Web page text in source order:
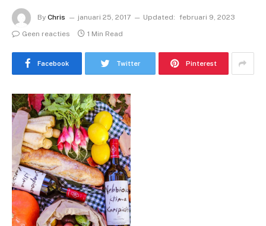
By Chris januari 25, 2017 Updated: februari 9, 2023
Geen reacties
1 Min Read
Facebook Twitter Pinterest